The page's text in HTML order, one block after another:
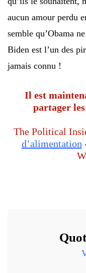
aucun amour perdu
semble qu’Obama
Biden est l’un des
jamais connu !
Il est
partager
The Political
d’alimentation